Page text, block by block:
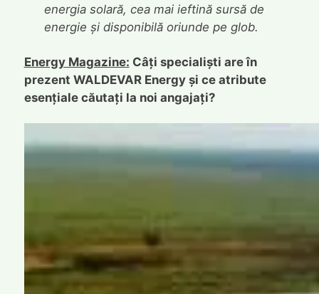
energia solară, cea mai ieftină sursă de
energie și disponibilă oriunde pe glob.
Energy Magazine: Câți specialiști are în
prezent WALDEVAR Energy și ce atribute
esențiale căutați la noi angajați?